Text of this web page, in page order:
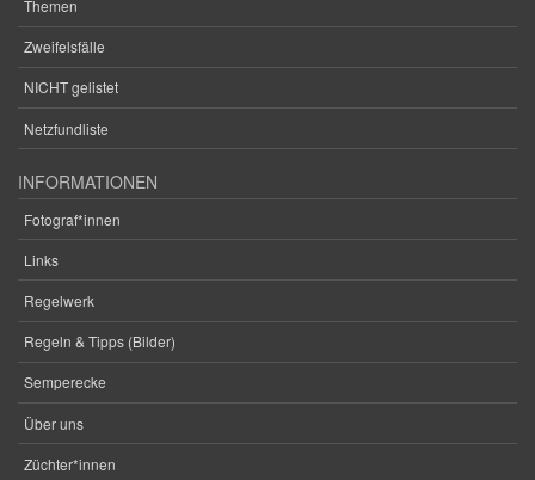
Themen
Zweifelsfälle
NICHT gelistet
Netzfundliste
INFORMATIONEN
Fotograf*innen
Links
Regelwerk
Regeln & Tipps (Bilder)
Semperecke
Über uns
Züchter*innen